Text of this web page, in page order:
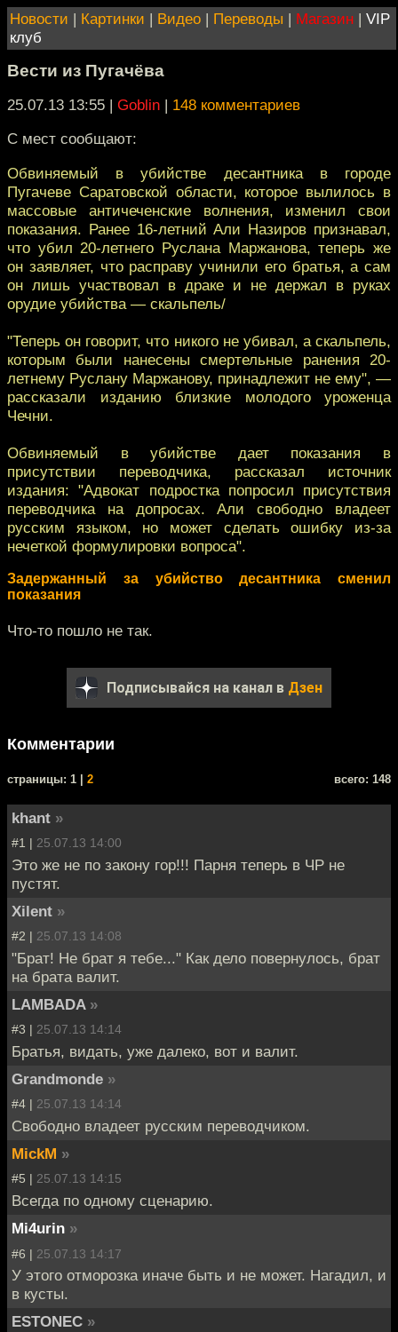
Новости | Картинки | Видео | Переводы | Магазин | VIP
клуб
Вести из Пугачёва
25.07.13 13:55 | Goblin | 148 комментариев
С мест сообщают:
Обвиняемый в убийстве десантника в городе
Пугачеве Саратовской области, которое вылилось в
массовые античеченские волнения, изменил свои
показания. Ранее 16-летний Али Назиров признавал,
что убил 20-летнего Руслана Маржанова, теперь же
он заявляет, что расправу учинили его братья, а сам
он лишь участвовал в драке и не держал в руках
орудие убийства — скальпель/
"Теперь он говорит, что никого не убивал, а скальпель,
которым были нанесены смертельные ранения 20-
летнему Руслану Маржанову, принадлежит не ему", —
рассказали изданию близкие молодого уроженца
Чечни.
Обвиняемый в убийстве дает показания в
присутствии переводчика, рассказал источник
издания: "Адвокат подростка попросил присутствия
переводчика на допросах. Али свободно владеет
русским языком, но может сделать ошибку из-за
нечеткой формулировки вопроса".
Задержанный за убийство десантника сменил
показания
Что-то пошло не так.
Подписывайся на канал в Дзен
Комментарии
cтраницы: 1 | 2 всего: 148
khant »
#1 | 25.07.13 14:00
Это же не по закону гор!!! Парня теперь в ЧР не
пустят.
Xilent »
#2 | 25.07.13 14:08
"Брат! Не брат я тебе..." Как дело повернулось, брат
на брата валит.
LAMBADA »
#3 | 25.07.13 14:14
Братья, видать, уже далеко, вот и валит.
Grandmonde »
#4 | 25.07.13 14:14
Свободно владеет русским переводчиком.
MickM »
#5 | 25.07.13 14:15
Всегда по одному сценарию.
Mi4urin »
#6 | 25.07.13 14:17
У этого отморозка иначе быть и не может. Нагадил, и
в кусты.
ESTONEC »